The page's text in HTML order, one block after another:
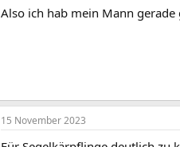
Also ich hab mein Mann
15 November 2023